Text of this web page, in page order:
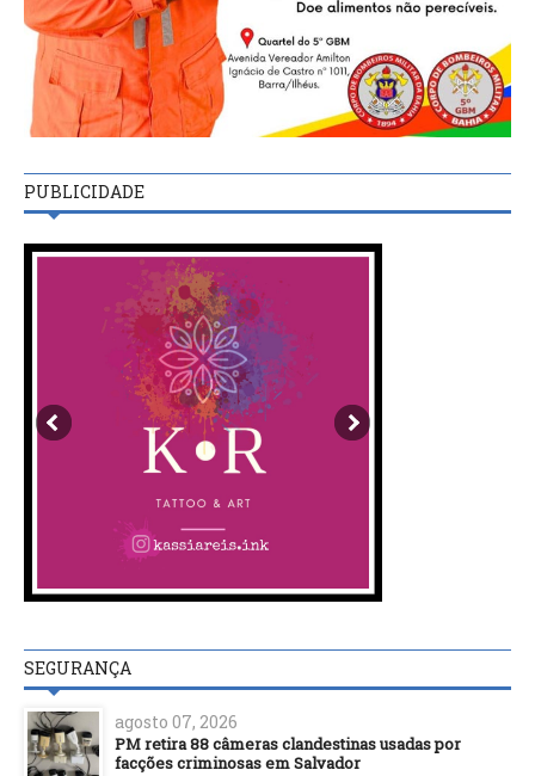
PUBLICIDADE
SEGURANÇA
agosto 07, 2026
PM retira 88 câmeras clandestinas usadas por
facções criminosas em Salvador